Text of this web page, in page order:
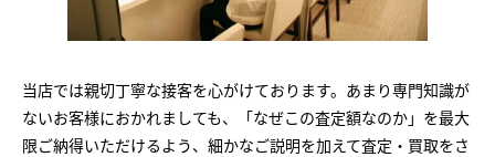
当店では親切丁寧な接客を心がけております。あまり専門知識が
ないお客様におかれましても、「なぜこの査定額なのか」を最大
限ご納得いただけるよう、細かなご説明を加えて査定・買取をさ